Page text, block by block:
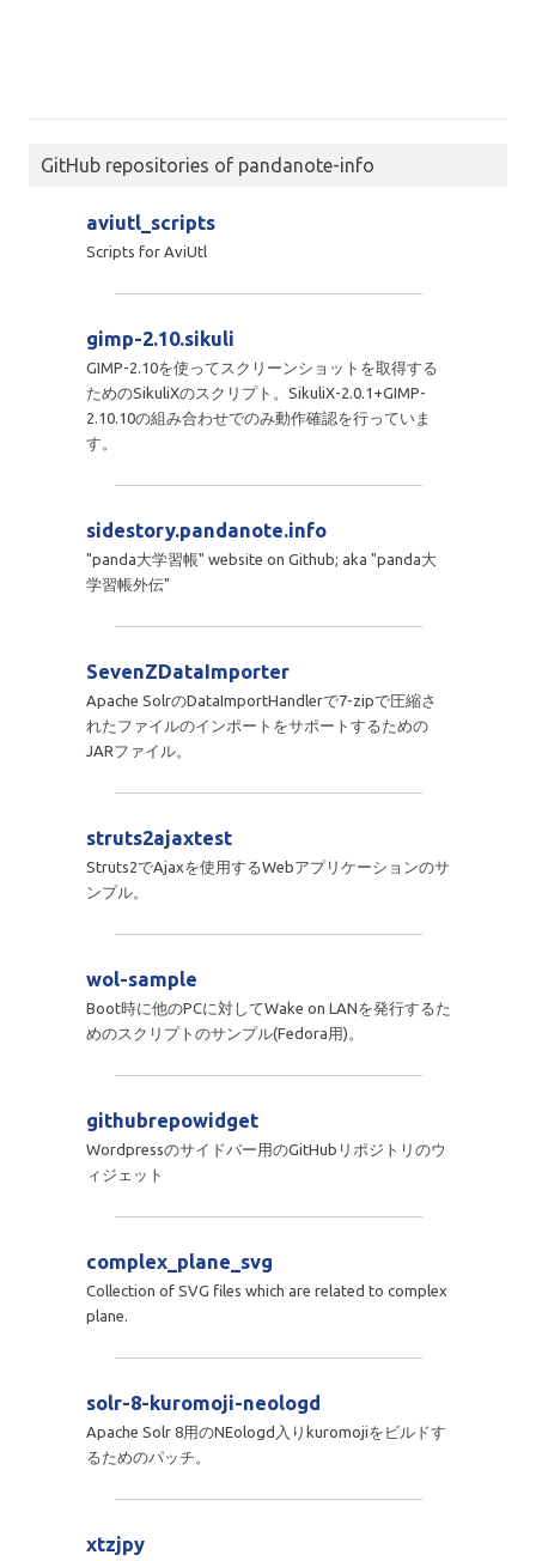
GitHub repositories of pandanote-info
aviutl_scripts
Scripts for AviUtl
gimp-2.10.sikuli
GIMP-2.10を使ってスクリーンショットを取得する
ためのSikuliXのスクリプト。SikuliX-2.0.1+GIMP-
2.10.10の組み合わせでのみ動作確認を行っていま
す。
sidestory.pandanote.info
"panda大学習帳" website on Github; aka "panda大
学習帳外伝"
SevenZDataImporter
Apache SolrのDataImportHandlerで7-zipで圧縮さ
れたファイルのインポートをサポートするための
JARファイル。
struts2ajaxtest
Struts2でAjaxを使用するWebアプリケーションのサ
ンプル。
wol-sample
Boot時に他のPCに対してWake on LANを発行するた
めのスクリプトのサンプル(Fedora用)。
githubrepowidget
Wordpressのサイドバー用のGitHubリポジトリのウ
ィジェット
complex_plane_svg
Collection of SVG files which are related to complex
plane.
solr-8-kuromoji-neologd
Apache Solr 8用のNEologd入りkuromojiをビルドす
るためのパッチ。
xtzjpy